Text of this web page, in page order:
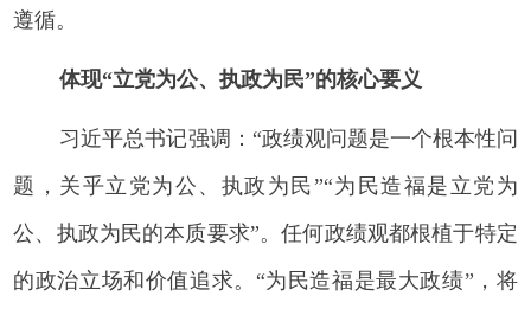
遵循。
体现“立党为公、执政为民”的核心要义
习近平总书记强调：“政绩观问题是一个根本性问
题，关乎立党为公、执政为民”“为民造福是立党为
公、执政为民的本质要求”。任何政绩观都根植于特定
的政治立场和价值追求。“为民造福是最大政绩”，将